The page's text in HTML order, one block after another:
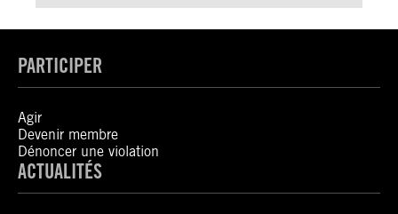
PARTICIPER
Agir
Devenir membre
Dénoncer une violation
ACTUALITÉS